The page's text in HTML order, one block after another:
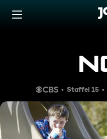
Zum Inhalt springen
Staffel 15